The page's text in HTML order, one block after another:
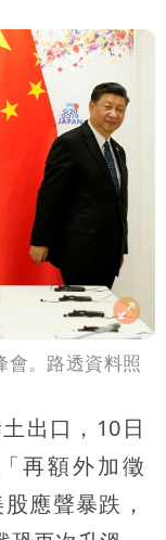
會。路透資料照
出口，10日
再額外加徵
應聲暴跌，